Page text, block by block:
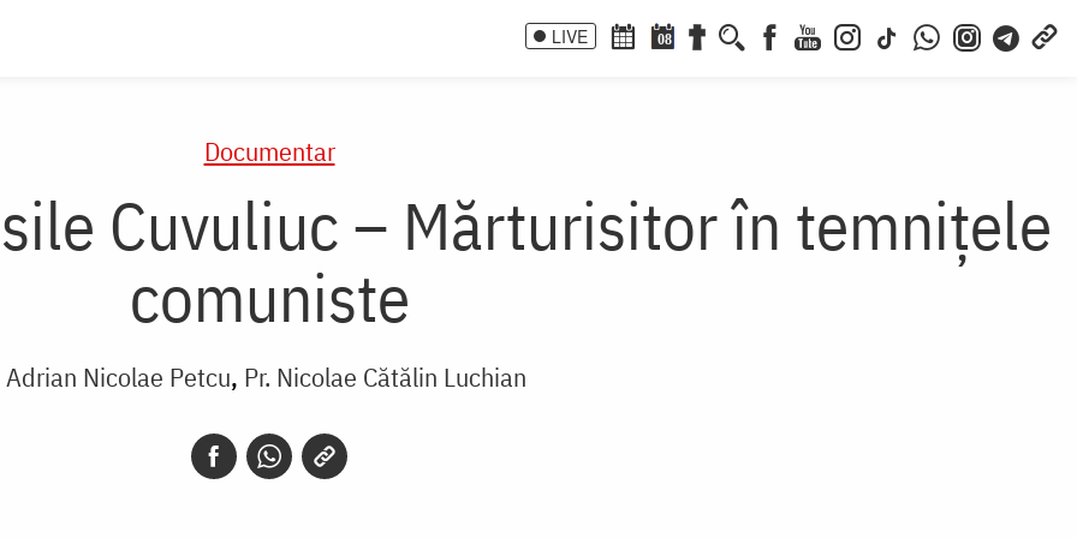
LIVE 08
Documentar
Cuvuliuc – Mărturisitor în temnițele
comuniste
Adrian Nicolae Petcu Pr. Nicolae Cătălin Luchian